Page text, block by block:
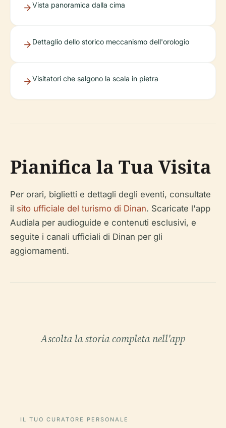
Vista panoramica dalla cima
Dettaglio dello storico meccanismo dell'orologio
Visitatori che salgono la scala in pietra
Pianifica la Tua Visita
Per orari, biglietti e dettagli degli eventi, consultate
il sito ufficiale del turismo di Dinan. Scaricate l'app
Audiala per audioguide e contenuti esclusivi, e
seguite i canali ufficiali di Dinan per gli
aggiornamenti.
Ascolta la storia completa nell'app
IL TUO CURATORE PERSONALE